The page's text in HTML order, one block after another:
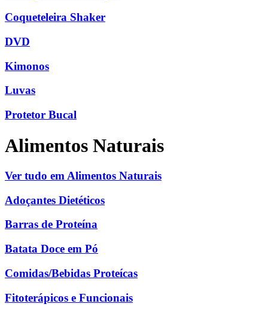
Coqueteleira Shaker
DVD
Kimonos
Luvas
Protetor Bucal
Alimentos Naturais
Ver tudo em Alimentos Naturais
Adoçantes Dietéticos
Barras de Proteína
Batata Doce em Pó
Comidas/Bebidas Proteícas
Fitoterápicos e Funcionais